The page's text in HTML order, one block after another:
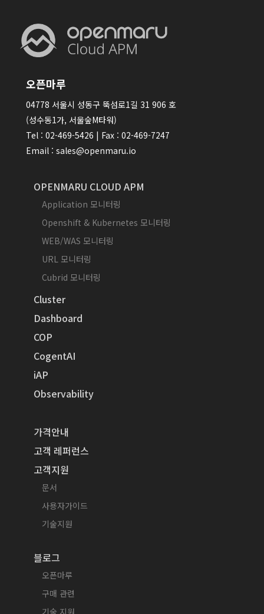
오픈마루
04778 서울시 성동구 뚝섬로1길 31 906 호
(성수동1가, 서울숲M타워)
Tel : 02-469-5426 | Fax : 02-469-7247
Email : sales@openmaru.io
OPENMARU CLOUD APM
Application 모니터링
Openshift & Kubernetes 모니터링
WEB/WAS 모니터링
URL 모니터링
Cubrid 모니터링
Cluster
Dashboard
COP
CogentAI
iAP
Observability
가격안내
고객 레퍼런스
고객지원
문서
사용자가이드
기술지원
블로그
오픈마루
구매 관련